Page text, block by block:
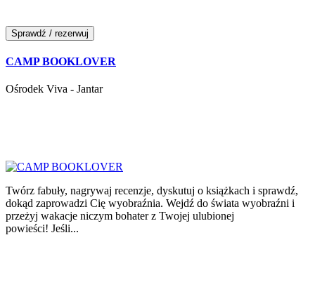
Sprawdź / rezerwuj
CAMP BOOKLOVER
Ośrodek Viva - Jantar
Twórz fabuły, nagrywaj recenzje, dyskutuj o książkach i sprawdź,
dokąd zaprowadzi Cię wyobraźnia. Wejdź do świata wyobraźni i
przeżyj wakacje niczym bohater z Twojej ulubionej
powieści! Jeśli...